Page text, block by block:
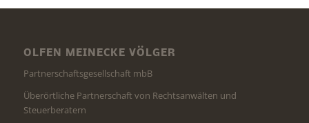
OLFEN MEINECKE VÖLGER
Partnerschaftsgesellschaft mbB
Überörtliche Partnerschaft von Rechtsanwälten und
Steuerberatern